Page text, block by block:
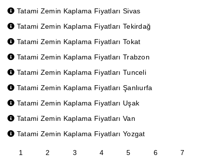
Tatami Zemin Kaplama Fiyatları Sivas
Tatami Zemin Kaplama Fiyatları Tekirdağ
Tatami Zemin Kaplama Fiyatları Tokat
Tatami Zemin Kaplama Fiyatları Trabzon
Tatami Zemin Kaplama Fiyatları Tunceli
Tatami Zemin Kaplama Fiyatları Şanlıurfa
Tatami Zemin Kaplama Fiyatları Uşak
Tatami Zemin Kaplama Fiyatları Van
Tatami Zemin Kaplama Fiyatları Yozgat
1 2 3 4 5 6
7